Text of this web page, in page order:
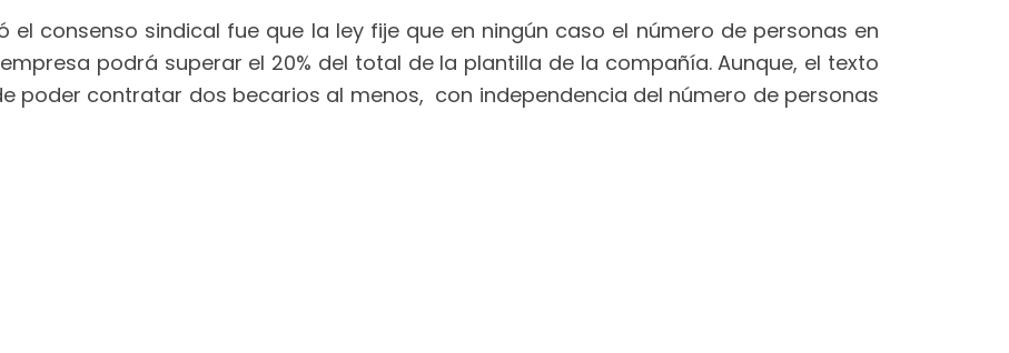
el consenso sindical fue que la ley fije que en ningún caso el número de personas en
podrá superar el 20% del total de la plantilla de la compañía. Aunque, el texto
poder contratar dos becarios al menos, con independencia del número de personas